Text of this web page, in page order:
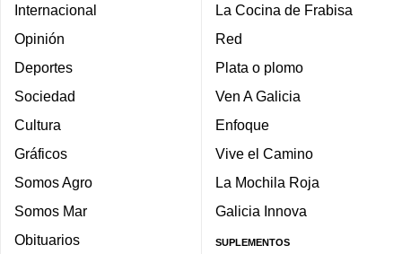
Internacional
Opinión
Deportes
Sociedad
Cultura
Gráficos
Somos Agro
Somos Mar
Obituarios
La Cocina de Frabisa
Red
Plata o plomo
Ven A Galicia
Enfoque
Vive el Camino
La Mochila Roja
Galicia Innova
SUPLEMENTOS